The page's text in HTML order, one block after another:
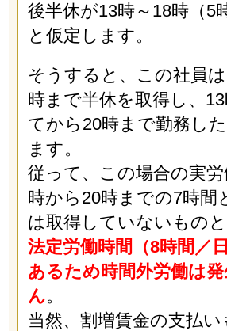
後半休が13時～18時（5
と仮定します。
そうすると、この社員
時まで半休を取得し、
てから20時まで勤務し
ます。
従って、この場合の実
時から20時までの7時間
は取得していないものと
法定労働時間（8時間／
あるため時間外労働は
ん。
当然、割増賃金の支払い